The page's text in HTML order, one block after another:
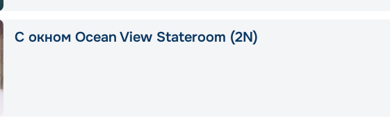
С окном Ocean View Stateroom (2N)